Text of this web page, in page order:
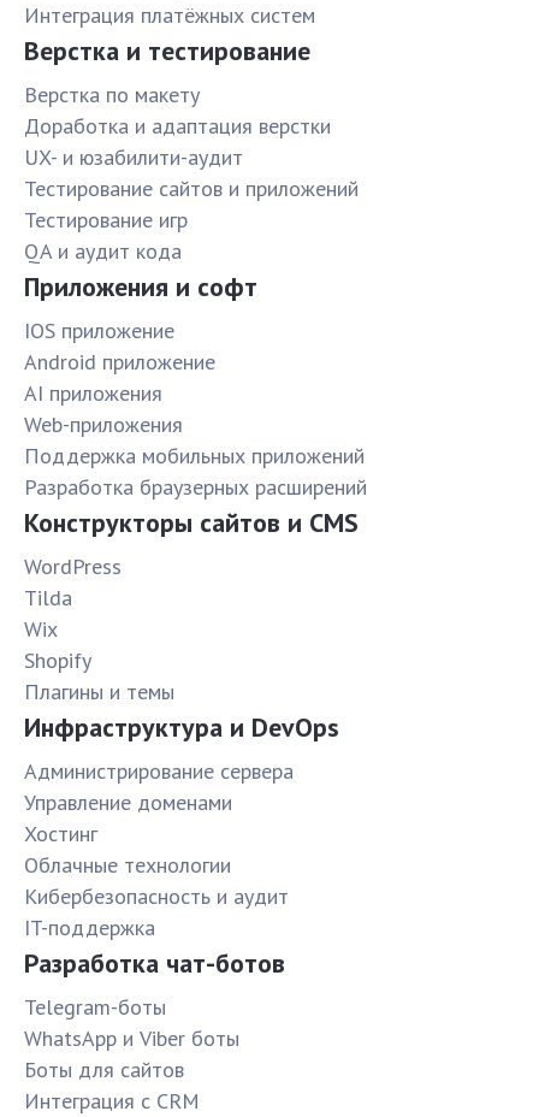
Интеграция платёжных систем
Верстка и тестирование
Верстка по макету
Доработка и адаптация верстки
UX- и юзабилити-аудит
Тестирование сайтов и приложений
Тестирование игр
QA и аудит кода
Приложения и софт
IOS приложение
Android приложение
AI приложения
Web-приложения
Поддержка мобильных приложений
Разработка браузерных расширений
Конструкторы сайтов и CMS
WordPress
Tilda
Wix
Shopify
Плагины и темы
Инфраструктура и DevOps
Администрирование сервера
Управление доменами
Хостинг
Облачные технологии
Кибербезопасность и аудит
IT-поддержка
Разработка чат-ботов
Telegram-боты
WhatsApp и Viber боты
Боты для сайтов
Интеграция с CRM